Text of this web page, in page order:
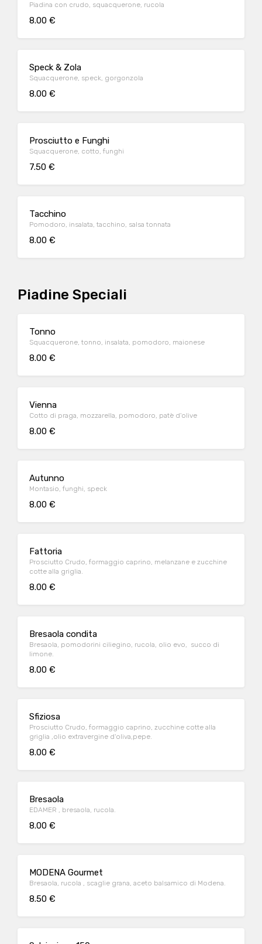
Piadina con crudo, squacquerone, rucola
8.00 €
Speck & Zola
Squacquerone, speck, gorgonzola
8.00 €
Prosciutto e Funghi
Squacquerone, cotto, funghi
7.50 €
Tacchino
Pomodoro, insalata, tacchino, salsa tonnata
8.00 €
Piadine Speciali
Tonno
Squacquerone, tonno, insalata, pomodoro, maionese
8.00 €
Vienna
Cotto di praga, mozzarella, pomodoro, patè d'olive
8.00 €
Autunno
Montasio, funghi, speck
8.00 €
Fattoria
Prosciutto Crudo, formaggio caprino, melanzane e zucchine
cotte alla griglia.
8.00 €
Bresaola condita
Bresaola, pomodorini ciliegino, rucola, olio evo, succo di
limone.
8.00 €
Sfiziosa
Prosciutto Crudo, formaggio caprino, zucchine cotte alla
griglia ,olio extravergine d'oliva,pepe.
8.00 €
Bresaola
EDAMER , bresaola, rucola.
8.00 €
MODENA Gourmet
Bresaola, rucola , scaglie grana, aceto balsamico di Modena.
8.50 €